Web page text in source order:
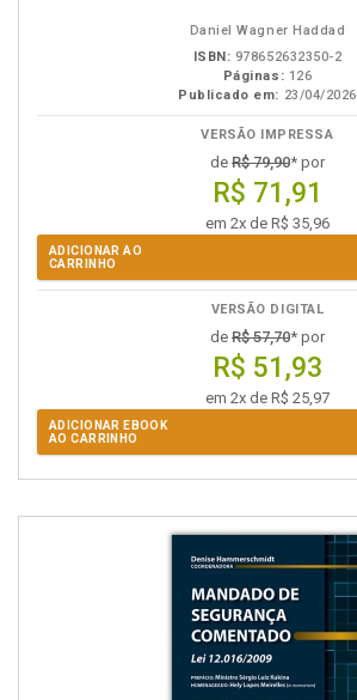
Daniel Wagner Haddad
ISBN: 978652632350-2
Páginas: 126
Publicado em: 23/04/2026
VERSÃO IMPRESSA
de R$ 79,90* por
R$ 71,91
em 2x de R$ 35,96
ADICIONAR AO
CARRINHO
VERSÃO DIGITAL
de R$ 57,70* por
R$ 51,93
em 2x de R$ 25,97
ADICIONAR EBOOK
AO CARRINHO